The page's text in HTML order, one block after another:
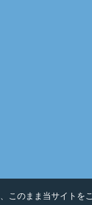
このまま当サイトを